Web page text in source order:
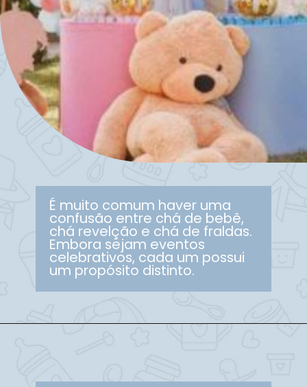
É muito comum haver uma
confusão entre chá de bebê,
chá revelção e chá de fraldas.
Embora sejam eventos
celebrativos, cada um possui
um propósito distinto.